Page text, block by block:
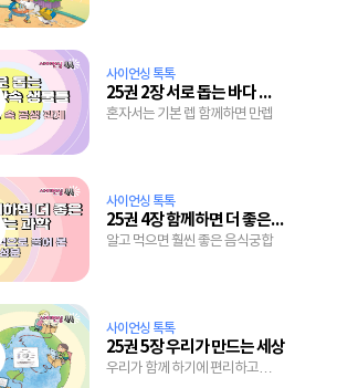
사이언싱 톡톡
25권 2장 서로 돕는 바다 속 생물들
혼자서는 기본 렙 함께하면 만렙
사이언싱 톡톡
25권 4장 함께하면 더 좋은 맛있는 과학
알고 먹으면 훨씬 좋은 음식궁합
사이언싱 톡톡
25권 5장 우리가 만드는 세상
우리가 함께 하기에 편리하고